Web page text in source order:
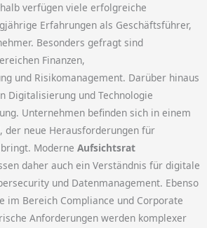
verfügen viele erfolgreiche
Erfahrungen als Geschäftsführer,
Besonders gefragt sind
Finanzen,
und Risikomanagement. Darüber hinaus
Digitalisierung und Technologie
Unternehmen befinden sich in einem
der neue Herausforderungen für
ModerneAufsichtsrat
daher auch ein Verständnis für digitale
und Datenmanagement. Ebenso
im Bereich Compliance und Corporate
Anforderungen werden komplexer